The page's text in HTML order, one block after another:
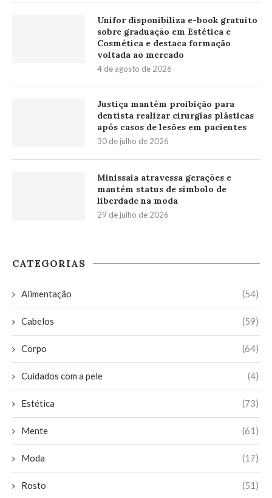
Unifor disponibiliza e-book gratuito
sobre graduação em Estética e
Cosmética e destaca formação
voltada ao mercado
4 de agosto de 2026
Justiça mantém proibição para
dentista realizar cirurgias plásticas
após casos de lesões em pacientes
30 de julho de 2026
Minissaia atravessa gerações e
mantém status de símbolo de
liberdade na moda
29 de julho de 2026
CATEGORIAS
Alimentação (54)
Cabelos (59)
Corpo (64)
Cuidados com a pele (4)
Estética (73)
Mente (61)
Moda (17)
Rosto (51)